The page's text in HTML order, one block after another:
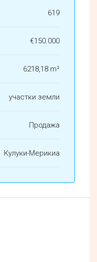
619
€150.000
6218,18 m²
участки земли
Продажа
Кулуки-Мерикиа